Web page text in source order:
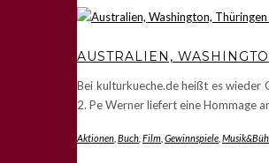
AUSTRALIEN,
Bei kulturkueche.de heißt es wieder
2. Pe Werner liefert eine Hommage
Aktionen Buch Film Gewinnspiele